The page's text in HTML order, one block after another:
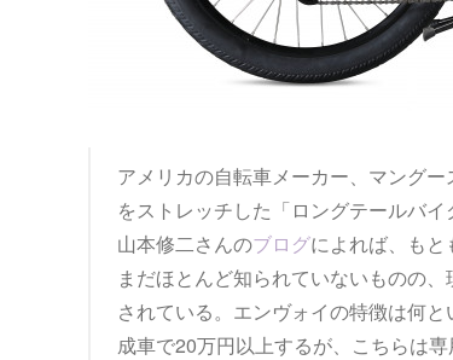
アメリカの自転車メーカー、マング
をストレッチした「ロングテールバ
山本修二さんのブログによれば、もと
まだほとんど知られていないものの
されている。エンヴォイの特徴は何
成車で20万円以上するが、こちらは